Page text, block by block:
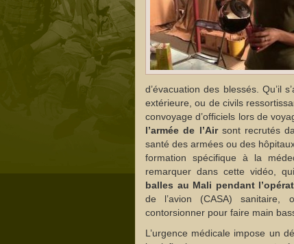
d’évacuation des blessés. Qu’il
extérieure, ou de civils
convoyage d’officiels lors de
l’armée de l’Airsont recrutés
santé des armées ou des
formation spécifique à la
remarquer dans cette vidéo,
balles au Mali pendant
de l’avion (CASA) sanitaire,
contorsionner pour faire main
L’urgence médicale impose un